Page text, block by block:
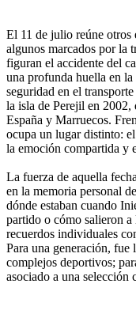
El 11 de julio reúne otros
algunos marcados por la
figuran el accidente del
una profunda huella en
seguridad en el
la isla de Perejil en
España y Marruecos.
ocupa un lugar distinto:
la emoción compartida y
La fuerza de aquella
en la memoria personal
dónde estaban cuando
partido o cómo salieron
recuerdos individuales
Para una generación, fue
complejos deportivos;
asociado a una selección